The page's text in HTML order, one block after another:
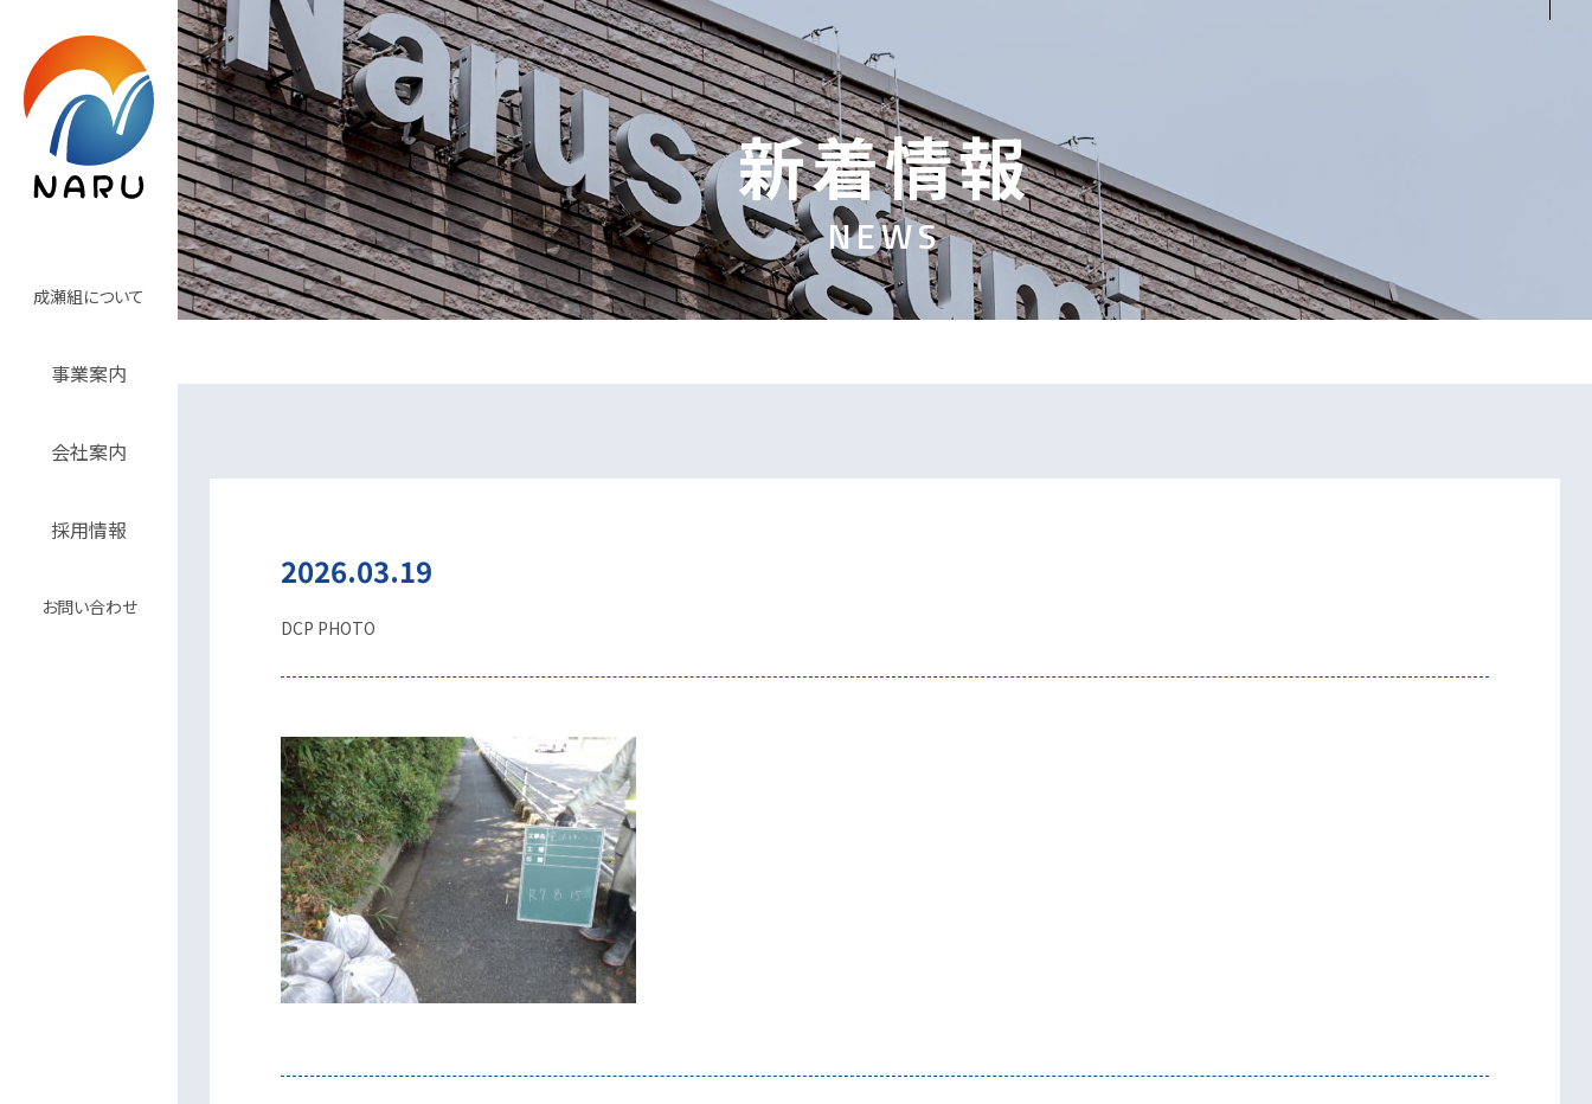
成瀬組について
事業案内
会社案内
採用情報
お問い合わせ
新着情報
NEWS
2026.03.19
DCP PHOTO